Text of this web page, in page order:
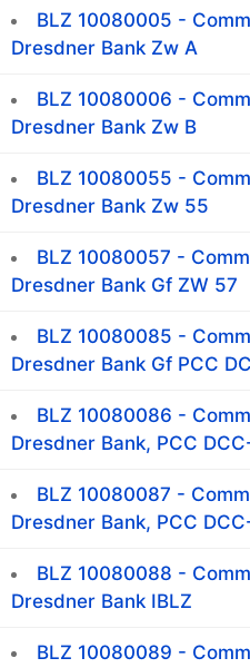
BLZ 10080005 -
Dresdner Bank Zw A
BLZ 10080006 -
Dresdner Bank Zw B
BLZ 10080055 -
Dresdner Bank Zw 55
BLZ 10080057 -
Dresdner Bank Gf ZW 57
BLZ 10080085 -
Dresdner Bank Gf PCC
BLZ 10080086 -
Dresdner Bank, PCC
BLZ 10080087 -
Dresdner Bank, PCC
BLZ 10080088 -
Dresdner Bank IBLZ
BLZ 10080089 -